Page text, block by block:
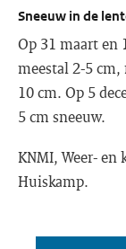
Sneeuw in de
Op 31 maart en
meestal 2-5 cm,
10 cm. Op 5
5 cm sneeuw.
KNMI, Weer-
Huiskamp.